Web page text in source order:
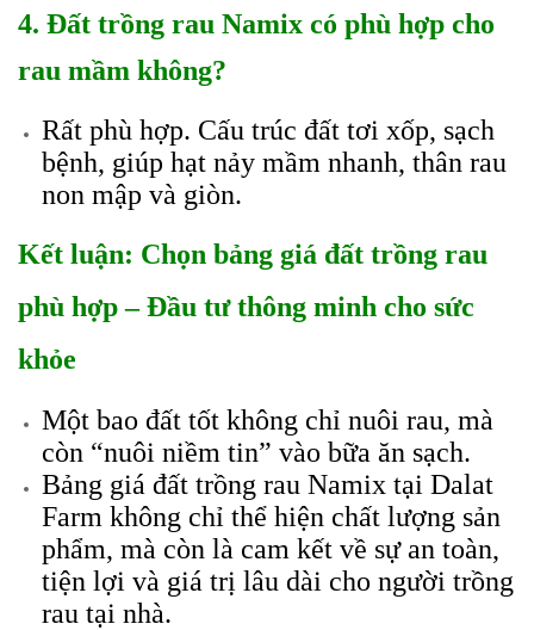
4. Đất trồng rau Namix có phù hợp cho
rau mầm không?
Rất phù hợp. Cấu trúc đất tơi xốp, sạch
bệnh, giúp hạt nảy mầm nhanh, thân rau
non mập và giòn.
Kết luận: Chọn bảng giá đất trồng rau
phù hợp – Đầu tư thông minh cho sức
khỏe
Một bao đất tốt không chỉ nuôi rau, mà
còn “nuôi niềm tin” vào bữa ăn sạch.
Bảng giá đất trồng rau Namix tại Dalat
Farm không chỉ thể hiện chất lượng sản
phẩm, mà còn là cam kết về sự an toàn,
tiện lợi và giá trị lâu dài cho người trồng
rau tại nhà.